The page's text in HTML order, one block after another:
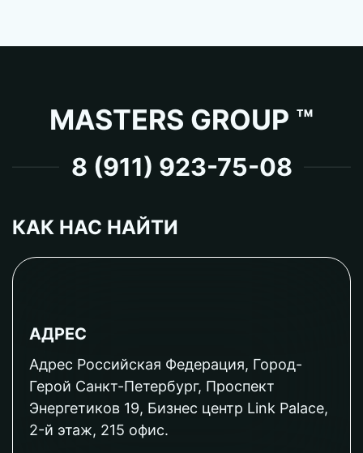
MASTERS GROUP ™
8 (911) 923-75-08
КАК НАС НАЙТИ
АДРЕС
Адрес Российская Федерация, Город-
Герой Санкт-Петербург, Проспект
Энергетиков 19, Бизнес центр Link Palace,
2-й этаж, 215 офис.